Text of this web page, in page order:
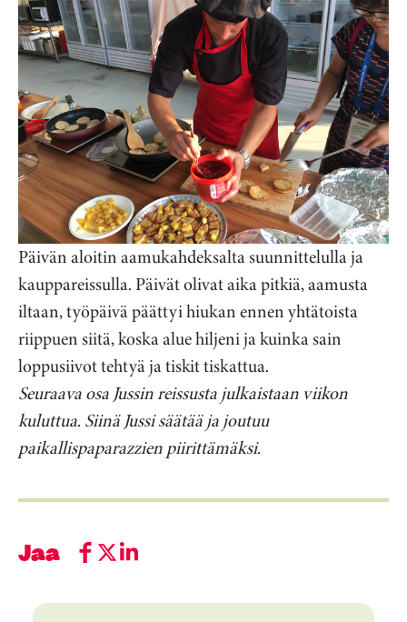
Päivän aloitin aamukahdeksalta suunnittelulla ja
kauppareissulla. Päivät olivat aika pitkiä, aamusta
iltaan, työpäivä päättyi hiukan ennen yhtätoista
riippuen siitä, koska alue hiljeni ja kuinka sain
loppusiivot tehtyä ja tiskit tiskattua.
Seuraava osa Jussin reissusta julkaistaan viikon
kuluttua. Siinä Jussi säätää ja joutuu
paikallispaparazzien piirittämäksi.
Jaa